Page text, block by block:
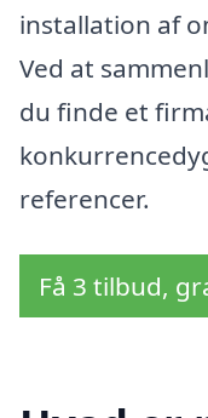
installation af
Ved at
du finde et
referencer.
Få 3 tilbud,